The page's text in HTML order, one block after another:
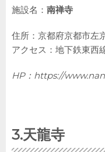
施設名： 南禅寺
住所：京都府京都市左
アクセス：地下鉄東西
HP： https://
3.天龍寺